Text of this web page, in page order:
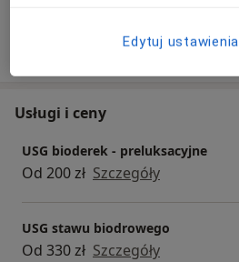
Usługi i ceny
USG bioderek - preluksacyjne
Od 200 zł Szczegóły
USG stawu biodrowego
Od 330 zł Szczegóły
Edytuj ustawienia